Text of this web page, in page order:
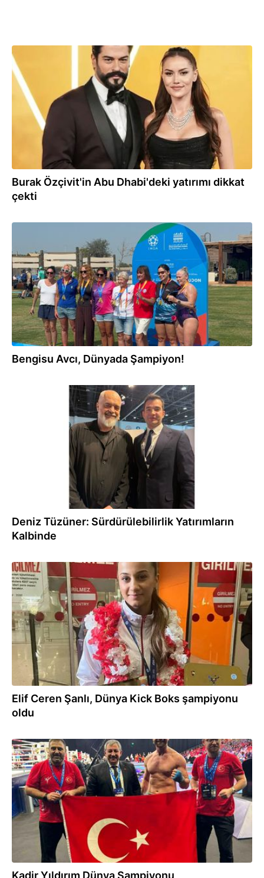
Burak Özçivit'in Abu Dhabi'deki yatırımı dikkat
çekti
Bengisu Avcı, Dünyada Şampiyon!
Deniz Tüzüner: Sürdürülebilirlik Yatırımların
Kalbinde
01.12.2025
Elif Ceren Şanlı, Dünya Kick Boks şampiyonu
oldu
30.11.2025
Kadir Yıldırım Dünya Şampiyonu